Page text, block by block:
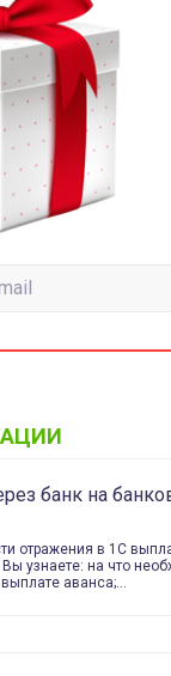
банк на
отражения в 1С
Вы узнаете: на что
аванса;…